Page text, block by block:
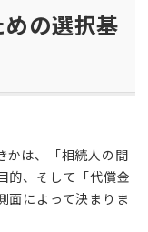
の選択基
かは、「相続人の間
的、そして「代償金
面によって決まりま